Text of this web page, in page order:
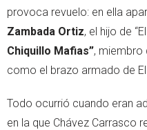
provoca revuelo: en ella
Zambada Ortiz, el hijo de
Chiquillo Mafias”, miembro
como el brazo armado de
Todo ocurrió cuando eran
en la que Chávez Carrasco